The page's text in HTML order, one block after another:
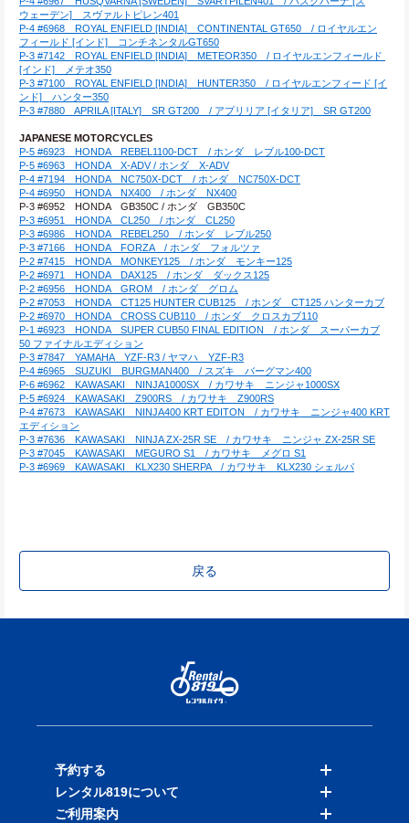
ウェーデン]　スヴァルトピレン401
P-4 #6968　ROYAL ENFIELD [INDIA]　CONTINENTAL GT650　/ ロイヤルエン
フィールド [インド]　コンチネンタルGT650
P-3 #7142　ROYAL ENFIELD [INDIA]　METEOR350　/ ロイヤルエンフィールド
[インド]　メテオ350
P-3 #7100　ROYAL ENFIELD [INDIA]　HUNTER350　/ ロイヤルエンフィード [イ
ンド]　ハンター350
P-3 #7880　APRILA [ITALY]　SR GT200　/ アプリリア [イタリア]　SR GT200
JAPANESE MOTORCYCLES
P-5 #6923　HONDA　REBEL1100-DCT　/ ホンダ　レブル100-DCT
P-5 #6963　HONDA　X-ADV / ホンダ　X-ADV
P-4 #7194　HONDA　NC750X-DCT　/ ホンダ　NC750X-DCT
P-4 #6950　HONDA　NX400　/ ホンダ　NX400
P-3 #6952　HONDA　GB350C / ホンダ　GB350C
P-3 #6951　HONDA　CL250　/ ホンダ　CL250
P-3 #6986　HONDA　REBEL250　/ ホンダ　レブル250
P-3 #7166　HONDA　FORZA　/ ホンダ　フォルツァ
P-2 #7415　HONDA　MONKEY125　/ ホンダ　モンキー125
P-2 #6971　HONDA　DAX125　/ ホンダ　ダックス125
P-2 #6956　HONDA　GROM　/ ホンダ　グロム
P-2 #7053　HONDA　CT125 HUNTER CUB125　/ ホンダ　CT125 ハンターカブ
P-2 #6970　HONDA　CROSS CUB110　/ ホンダ　クロスカブ110
P-1 #6923　HONDA　SUPER CUB50 FINAL EDITION　/ ホンダ　スーパーカブ
50 ファイナルエディション
P-3 #7847　YAMAHA　YZF-R3 / ヤマハ　YZF-R3
P-4 #6965　SUZUKI　BURGMAN400　/ スズキ　バーグマン400
P-6 #6962　KAWASAKI　NINJA1000SX　/ カワサキ　ニンジャ1000SX
P-5 #6924　KAWASAKI　Z900RS　/ カワサキ　Z900RS
P-4 #7673　KAWASAKI　NINJA400 KRT EDITON　/ カワサキ　ニンジャ400 KRT
エディション
P-3 #7636　KAWASAKI　NINJA ZX-25R SE　/ カワサキ　ニンジャ ZX-25R SE
P-3 #7045　KAWASAKI　MEGURO S1　/ カワサキ　メグロ S1
P-3 #6969　KAWASAKI　KLX230 SHERPA　/ カワサキ　KLX230 シェルパ
戻る
予約する
バイクを探す
レンタル819について
ご利用案内